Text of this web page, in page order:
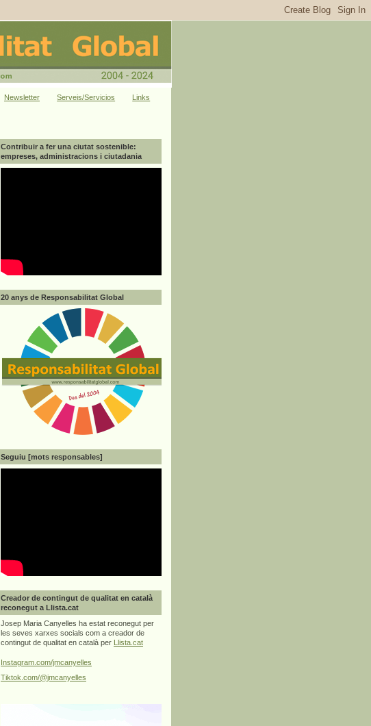
Newsletter Serveis/Servicios Links
Contribuir a fer una ciutat sostenible:
empreses, administracions i ciutadania
20 anys de Responsabilitat Global
Seguiu [mots responsables]
Creador de contingut de qualitat en català
reconegut a Llista.cat
Josep Maria Canyelles ha estat reconegut per
les seves xarxes socials com a creador de
contingut de qualitat en català per
Llista.cat
Instagram.com/jmcanyelles
Tiktok.com/@jmcanyelles